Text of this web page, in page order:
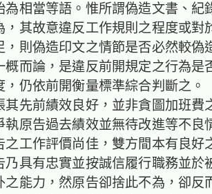
為相當等語。惟所謂偽造文書、紀
，其故意違反工作規則之程度或對
，則偽造印文之情節是否必然較偽
概而論，是違反前開規定之行為是
，仍依前開衡量標準綜合判斷之。
先前績效良好，並非貪圖加班費
執原告過去績效並無待改進等不良
之工作評價尚佳，雙方間本有良好
乃具有忠實並按誠信履行職務並於
之能力，然原告卻捨此不為，卻反